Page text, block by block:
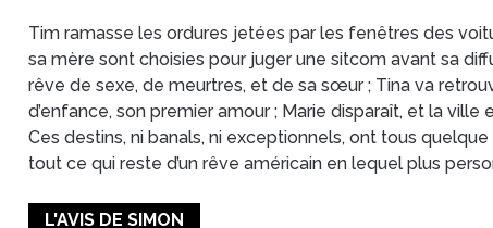
Tim ramasse les ordures jetées par les fenêtres des
sa mère sont choisies pour juger une sitcom avant sa
rêve de sexe, de meurtres, et de sa sœur ; Tina va
d’enfance, son premier amour ; Marie disparaît, et la ville
Ces destins, ni banals, ni exceptionnels, ont tous
tout ce qui reste d’un rêve américain en lequel plus
L'AVIS DE SIMON